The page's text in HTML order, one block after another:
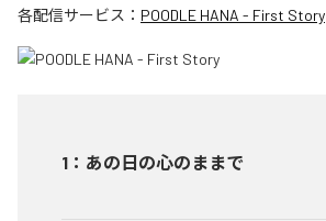
各配信サービス： POODLE HANA - First Story
1 ： あの日の心のままで